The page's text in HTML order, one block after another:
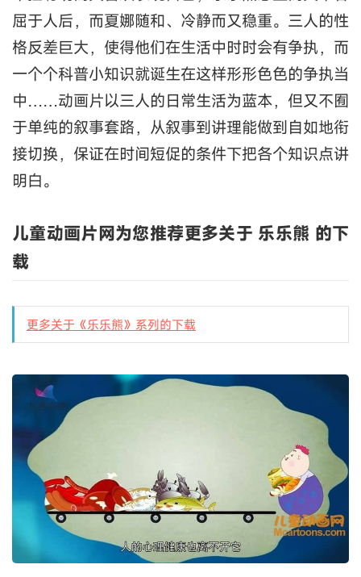
屈于人后，而夏娜随和、冷静而又稳重。三人的性
格反差巨大，使得他们在生活中时时会有争执，而
一个个科普小知识就诞生在这样形形色色的争执当
中……动画片以三人的日常生活为蓝本，但又不囿
于单纯的叙事套路，从叙事到讲理能做到自如地衔
接切换，保证在时间短促的条件下把各个知识点讲
明白。
儿童动画片网为您推荐更多关于 乐乐熊 的下
载
更多关于《乐乐熊》系列的下载